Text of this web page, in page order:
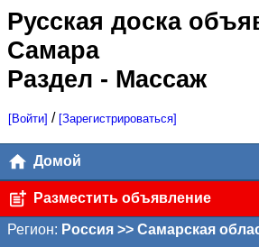
Русская доска
Самара
Раздел - Массаж
[Войти] / [Зарегистрироваться]
Домой
Разместить объявление
Регион: Россия >> Самарская